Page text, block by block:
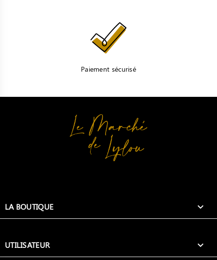
Paiement sécurisé
LA BOUTIQUE 
UTILISATEUR 